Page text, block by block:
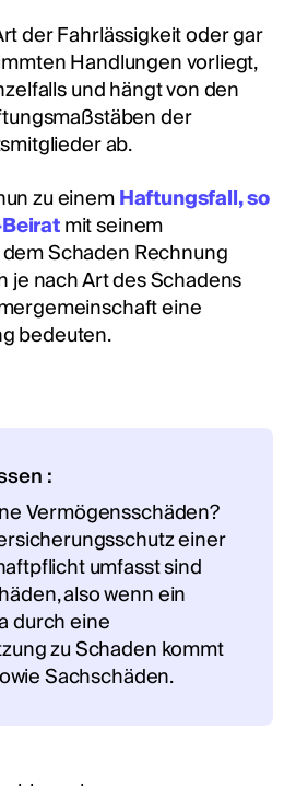
der Fahrlässigkeit oder gar
Handlungen vorliegt,
und hängt von den
der
ab.
zu einemHaftungsfall, so
mit seinem
Schaden Rechnung
je nach Art des Schadens
eine
bedeuten.
:
Vermögensschäden?
einer
umfasst sind
also wenn ein
durch eine
zu Schaden kommt
Sachschäden.